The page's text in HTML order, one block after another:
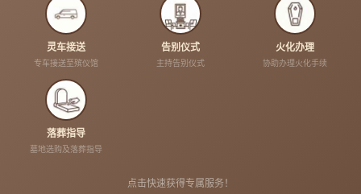
灵车接送
专车接送至殡仪馆
告别仪式
主持告别仪式
火化办理
协助办理火化手续
落葬指导
墓地选购及落葬指导
点击快速获得专属服务！